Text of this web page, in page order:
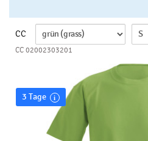
CC
CC 02002303201
3 Tage